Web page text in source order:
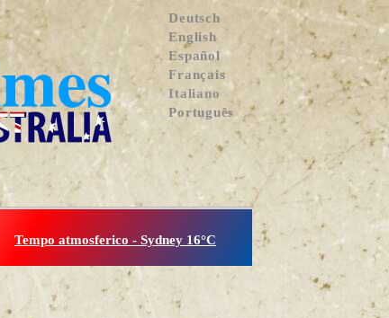
Deutsch
English
Español
Français
Italiano
Português
Tempo atmosferico - Sydney 16°C